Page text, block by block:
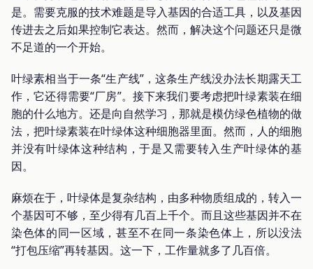
是。需要克服的技术难题是导入基因的合适工具，以及基因
传进去之后如果控制它表达。然而，解决这个问题还只是微
不足道的一个开始。
叶绿素相当于一条“生产线”，这条生产线没办法长期露天工
作，它还得需要“厂房”。接下来我们要考虑把叶绿素装在细
胞的什么地方。还是向自然学习，那就是模仿绿色植物的做
法，把叶绿素装在叶绿体这种细胞器里面。然而，人的细胞
并没有叶绿体这种结构，于是又需要转入生产叶绿体的基
因。
麻烦在于，叶绿体是复杂结构，由多种物质组成的，转入一
个基因可不够，至少得有几百上千个。而且这些基因并不在
染色体的同一区域，甚至不在同一条染色体上，所以没法
“打包压缩”再转基因。这一下，工作量就多了几百倍。